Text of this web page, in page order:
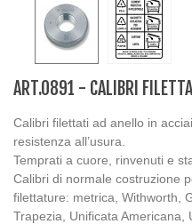
ART.0891 - CALIBRI
Calibri filettati ad anello in
resistenza all’usura.
Temprati a cuore, rinvenuti e
Calibri di normale costruzione
filettature: metrica, Withworth,
Trapezia, Unificata Americana,